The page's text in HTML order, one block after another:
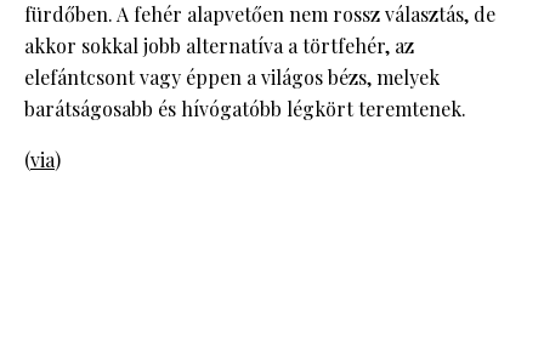
fürdőben. A fehér alapvetően nem rossz választás, de
akkor sokkal jobb alternatíva a törtfehér, az
elefántcsont vagy éppen a világos bézs, melyek
barátságosabb és hívógatóbb légkört teremtenek.
(via)